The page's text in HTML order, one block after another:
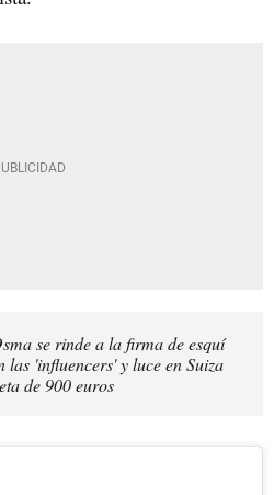
se rinde a la firma de esquí
las 'influencers' y luce en Suiza
de 900 euros